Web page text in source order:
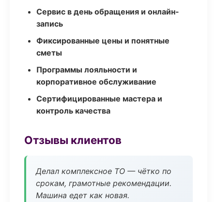
Сервис в день обращения и онлайн-
запись
Фиксированные цены и понятные
сметы
Программы лояльности и
корпоративное обслуживание
Сертифицированные мастера и
контроль качества
Отзывы клиентов
Делал комплексное ТО — чётко по
срокам, грамотные рекомендации.
Машина едет как новая.